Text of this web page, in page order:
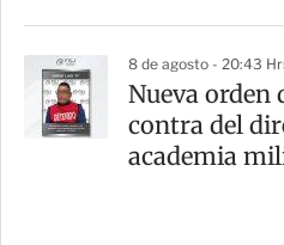
8 de agosto - 20:43
Nueva orden
contra del
academia